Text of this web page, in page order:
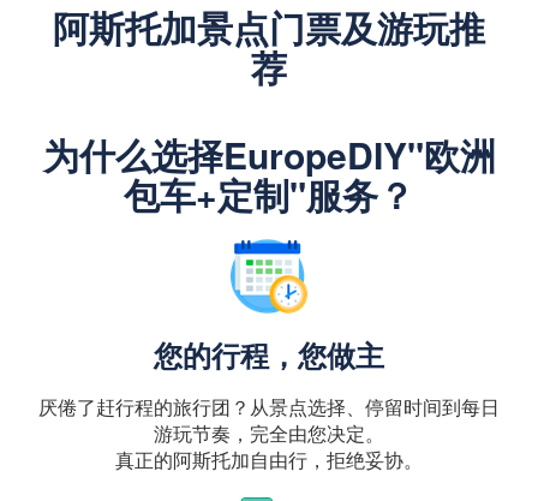
阿斯托加景点门票及游玩推
荐
为什么选择EuropeDIY"欧洲
包车+定制"服务？
您的行程，您做主
厌倦了赶行程的旅行团？从景点选择、停留时间到每日
游玩节奏，完全由您决定。
真正的阿斯托加自由行，拒绝妥协。